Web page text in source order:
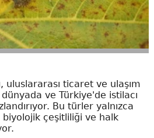
uluslararası ticaret ve ulaşım
ve Türkiye'de istilacı
Bu türler yalnızca
çeşitliliği ve halk